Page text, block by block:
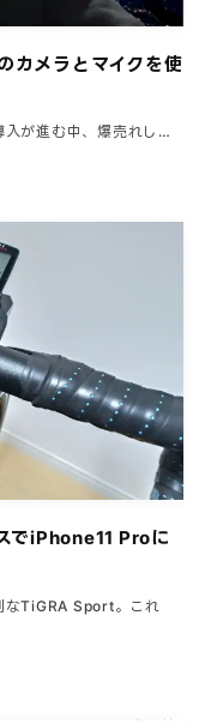
カメラとマイクを使
入が進む中、爆売れし…
でiPhone11 Proに
なTiGRA Sport。これ